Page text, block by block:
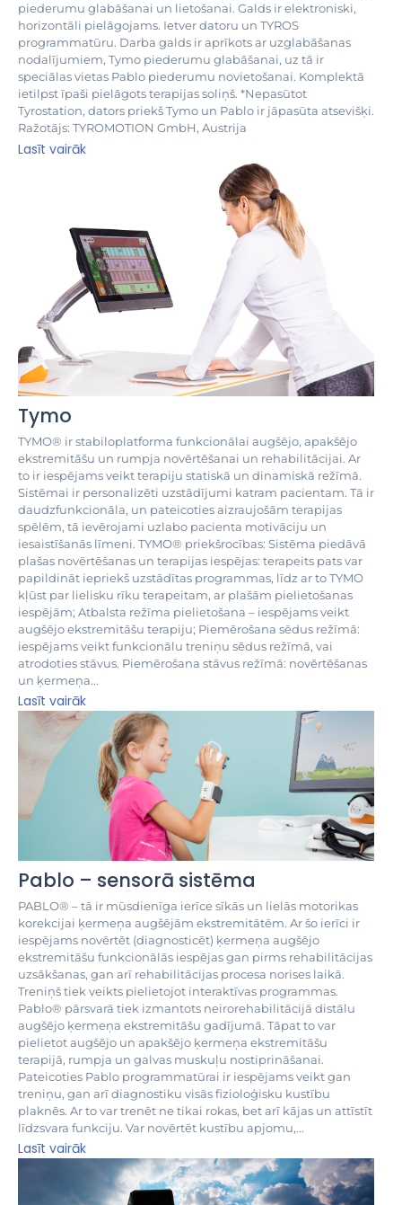
piederumu glabāšanai un lietošanai. Galds ir elektroniski,
horizontāli pielāgojams. Ietver datoru un TYROS
programmatūru. Darba galds ir aprīkots ar uzglabāšanas
nodalījumiem, Tymo piederumu glabāšanai, uz tā ir
speciālas vietas Pablo piederumu novietošanai. Komplektā
ietilpst īpaši pielāgots terapijas soliņš. *Nepasūtot
Tyrostation, dators priekš Tymo un Pablo ir jāpasūta atsevišķi.
Ražotājs: TYROMOTION GmbH, Austrija
Lasīt vairāk
Tymo
TYMO® ir stabiloplatforma funkcionālai augšējo, apakšējo
ekstremitāšu un rumpja novērtēšanai un rehabilitācijai. Ar
to ir iespējams veikt terapiju statiskā un dinamiskā režīmā.
Sistēmai ir personalizēti uzstādījumi katram pacientam. Tā ir
daudzfunkcionāla, un pateicoties aizraujošām terapijas
spēlēm, tā ievērojami uzlabo pacienta motivāciju un
iesaistīšanās līmeni. TYMO® priekšrocības: Sistēma piedāvā
plašas novērtēšanas un terapijas iespējas: terapeits pats var
papildināt iepriekš uzstādītas programmas, līdz ar to TYMO
kļūst par lielisku rīku terapeitam, ar plašām pielietošanas
iespējām; Atbalsta režīma pielietošana – iespējams veikt
augšējo ekstremitāšu terapiju; Piemērošana sēdus režīmā:
iespējams veikt funkcionālu treniņu sēdus režīmā, vai
atrodoties stāvus. Piemērošana stāvus režīmā: novērtēšanas
un ķermeņa...
Lasīt vairāk
Pablo – sensorā sistēma
PABLO® – tā ir mūsdienīga ierīce sīkās un lielās motorikas
korekcijai ķermeņa augšējām ekstremitātēm. Ar šo ierīci ir
iespējams novērtēt (diagnosticēt) ķermeņa augšējo
ekstremitāšu funkcionālās iespējas gan pirms rehabilitācijas
uzsākšanas, gan arī rehabilitācijas procesa norises laikā.
Treniņš tiek veikts pielietojot interaktīvas programmas.
Pablo® pārsvarā tiek izmantots neirorehabilitācijā distālu
augšējo ķermeņa ekstremitāšu gadījumā. Tāpat to var
pielietot augšējo un apakšējo ķermeņa ekstremitāšu
terapijā, rumpja un galvas muskuļu nostiprināšanai.
Pateicoties Pablo programmatūrai ir iespējams veikt gan
treniņu, gan arī diagnostiku visās fizioloģisku kustību
plaknēs. Ar to var trenēt ne tikai rokas, bet arī kājas un attīstīt
līdzsvara funkciju. Var novērtēt kustību apjomu,...
Lasīt vairāk